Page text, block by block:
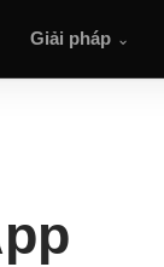
Giải pháp